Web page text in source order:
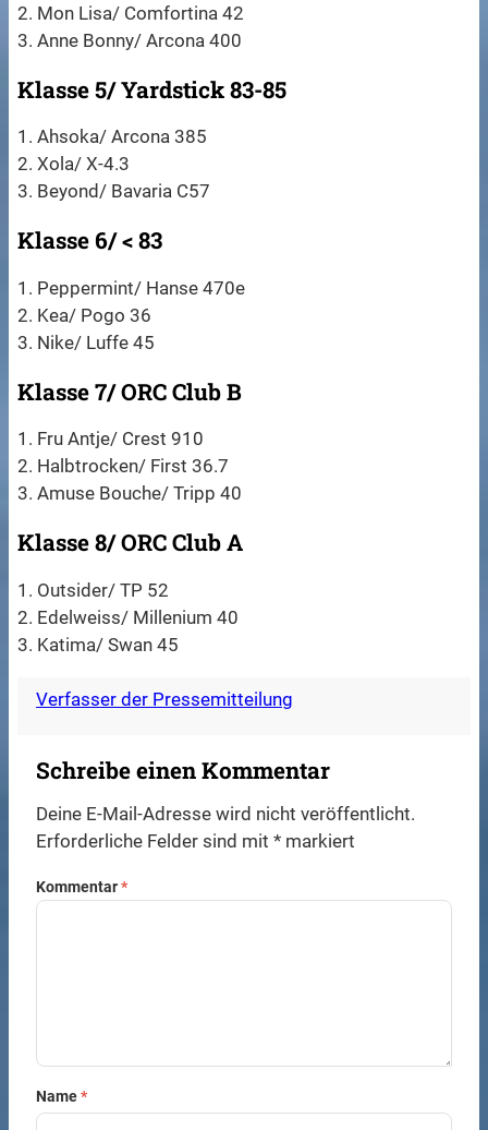
2. Mon Lisa/ Comfortina 42
3. Anne Bonny/ Arcona 400
Klasse 5/ Yardstick 83-85
1. Ahsoka/ Arcona 385
2. Xola/ X-4.3
3. Beyond/ Bavaria C57
Klasse 6/ < 83
1. Peppermint/ Hanse 470e
2. Kea/ Pogo 36
3. Nike/ Luffe 45
Klasse 7/ ORC Club B
1. Fru Antje/ Crest 910
2. Halbtrocken/ First 36.7
3. Amuse Bouche/ Tripp 40
Klasse 8/ ORC Club A
1. Outsider/ TP 52
2. Edelweiss/ Millenium 40
3. Katima/ Swan 45
Verfasser der Pressemitteilung
Schreibe einen Kommentar
Deine E-Mail-Adresse wird nicht veröffentlicht.
Erforderliche Felder sind mit* markiert
Kommentar*
Name*